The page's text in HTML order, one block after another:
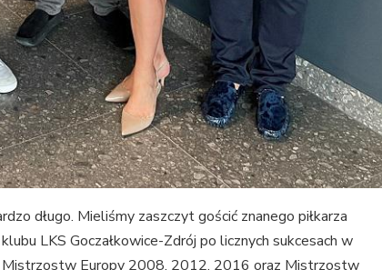
długo. Mieliśmy zaszczyt gościć znanego piłkarza
LKS Goczałkowice-Zdrój po licznych sukcesach w
Europy 2008, 2012, 2016 oraz Mistrzostw